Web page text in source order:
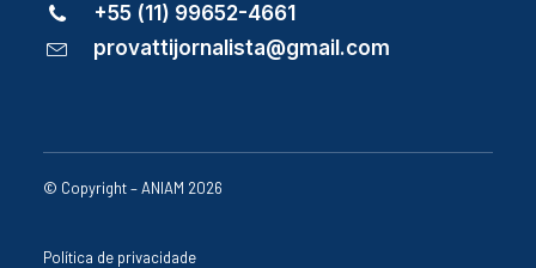
+55 (11) 99652-4661
provattijornalista@gmail.com
© Copyright – ANIAM 2026
Política de privacidade